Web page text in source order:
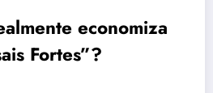
economiza
Fortes”?